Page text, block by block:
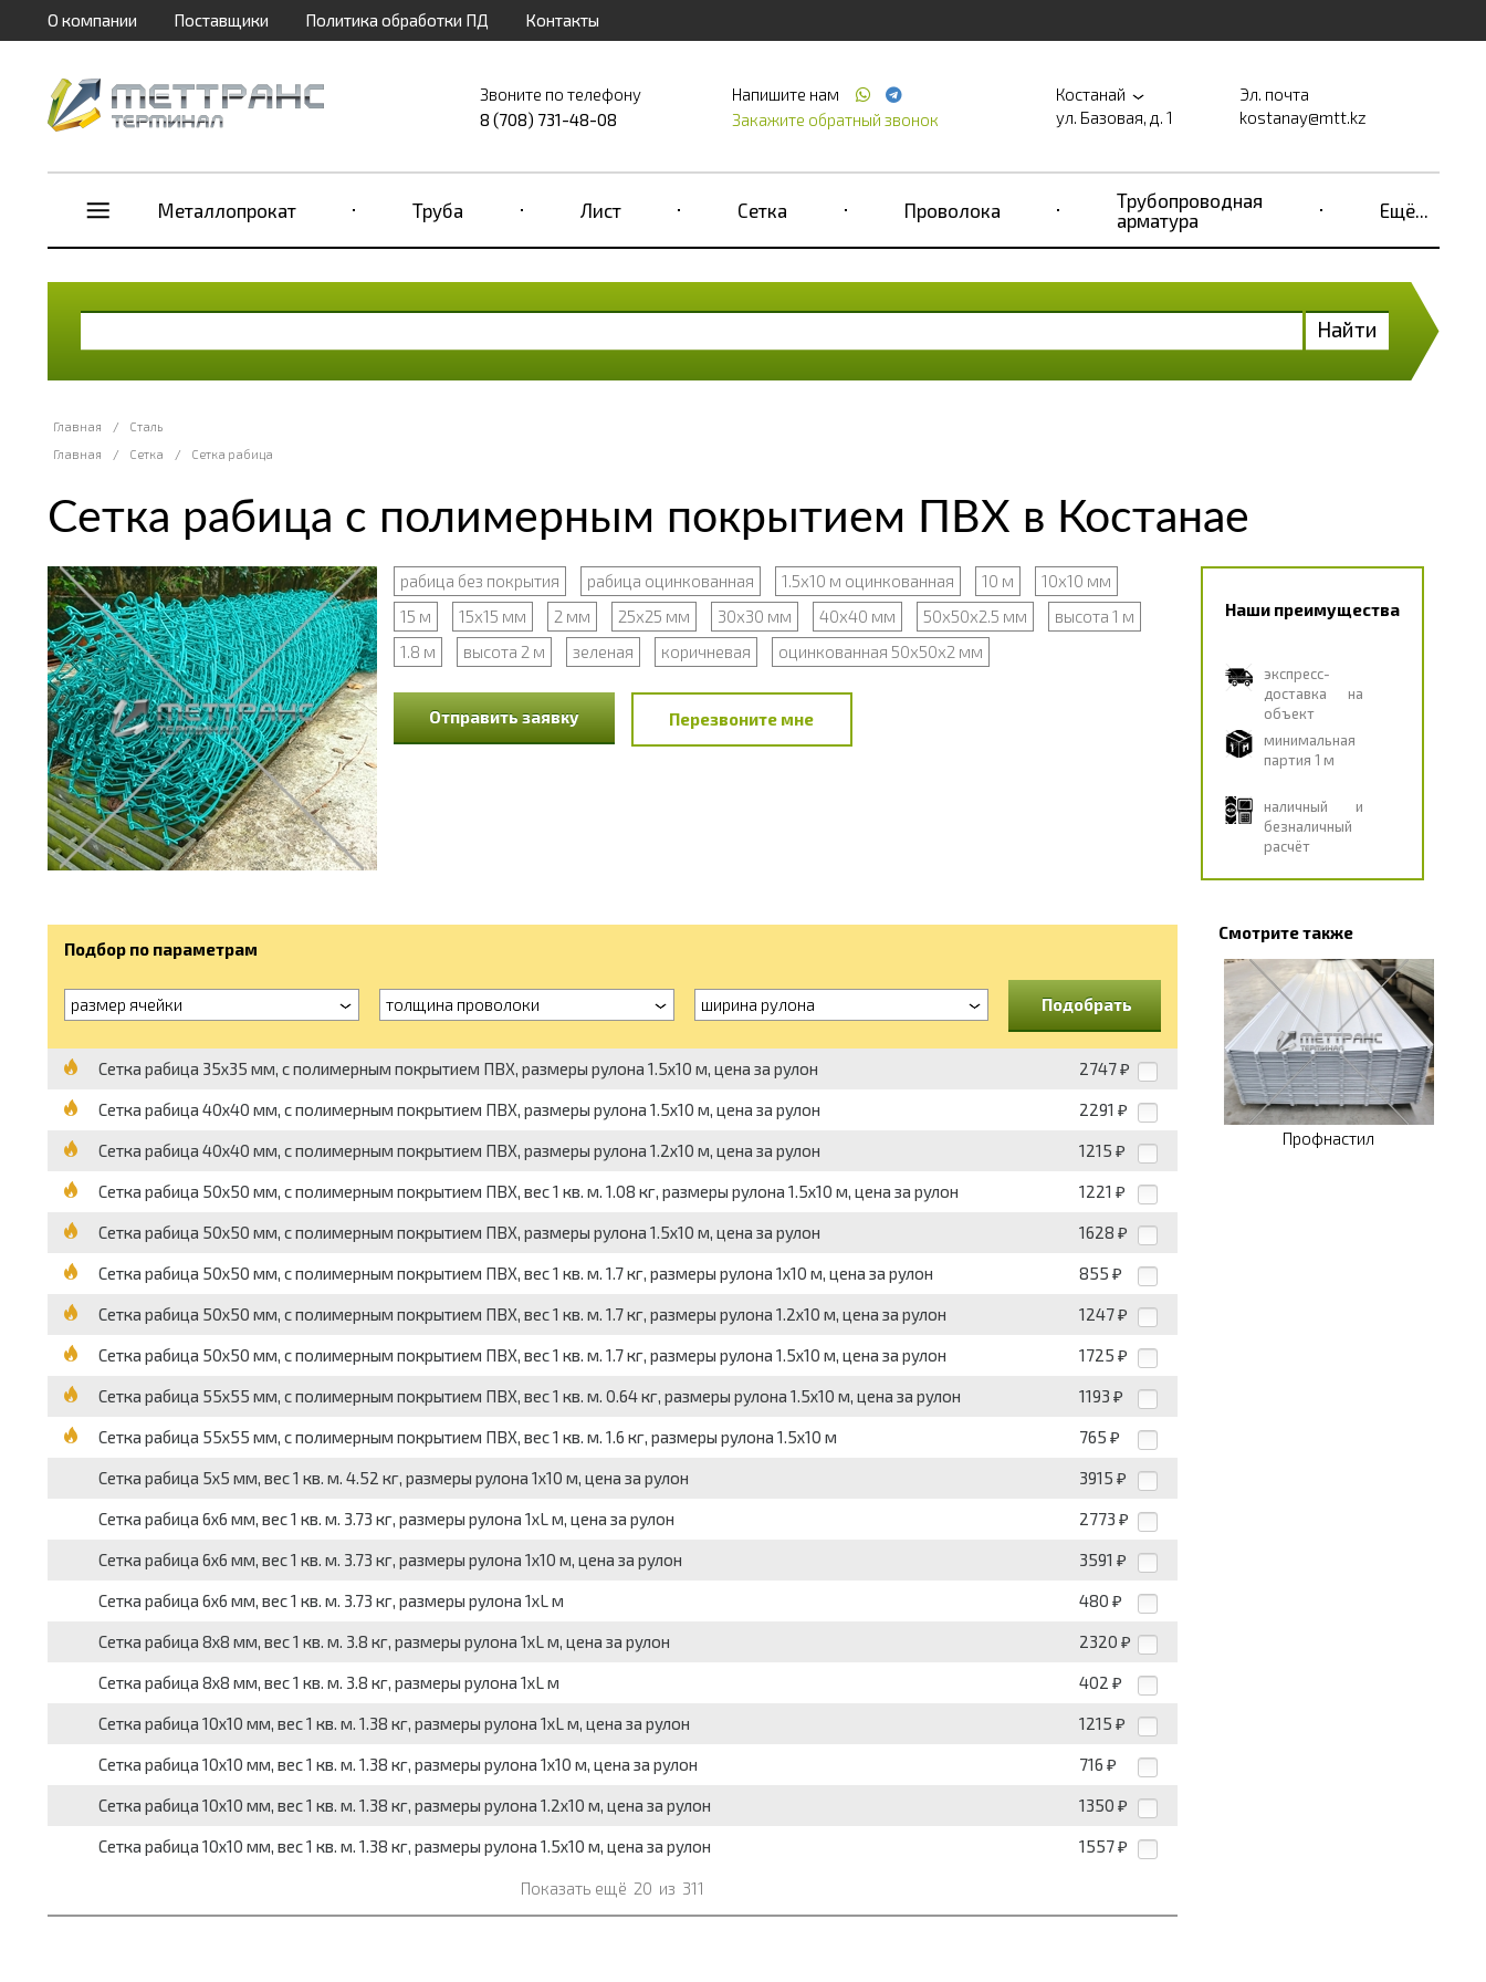
О компании Поставщики Политика обработки ПД Контакты
Звоните по телефону
8 (708) 731-48-08
Напишите нам
Закажите обратный звонок
Костанай
ул. Базовая, д. 1
Эл. почта
kostanay@mtt.kz
Металлопрокат Труба Лист Сетка Проволока
Трубопроводная
арматура
Ещё...
Найти
Главная /
Сталь
Главная
/ Сетка / Сетка рабица
Сетка рабица с полимерным покрытием ПВХ в Костанае
рабица без покрытия рабица оцинкованная 1.5х10 м оцинкованная 10 м
10х10 мм
15 м
15х15 мм 2 мм 25х25 мм 30х30 мм 40х40 мм 50х50х2.5 мм
высота 1 м
1.8 м
высота 2 м зеленая коричневая оцинкованная 50х50х2 мм
Отправить заявку Перезвоните мне
Наши преимущества
экспресс-
доставка на
объект
минимальная
партия 1 м
наличный и
безналичный
расчёт
Подбор по параметрам
размер ячейки толщина проволоки ширина рулона Подобрать
Сетка рабица 35x35 мм, с полимерным покрытием ПВХ, размеры рулона 1.5x10 м, цена за рулон 2747 ₽
Сетка рабица 40x40 мм, с полимерным покрытием ПВХ, размеры рулона 1.5x10 м, цена за рулон 2291 ₽
Сетка рабица 40x40 мм, с полимерным покрытием ПВХ, размеры рулона 1.2x10 м, цена за рулон 1215 ₽
Сетка рабица 50x50 мм, с полимерным покрытием ПВХ, вес 1 кв. м. 1.08 кг, размеры рулона 1.5x10 м, цена за рулон 1221 ₽
Сетка рабица 50x50 мм, с полимерным покрытием ПВХ, размеры рулона 1.5x10 м, цена за рулон 1628 ₽
Сетка рабица 50x50 мм, с полимерным покрытием ПВХ, вес 1 кв. м. 1.7 кг, размеры рулона 1x10 м, цена за рулон 855 ₽
Сетка рабица 50x50 мм, с полимерным покрытием ПВХ, вес 1 кв. м. 1.7 кг, размеры рулона 1.2x10 м, цена за рулон 1247 ₽
Сетка рабица 50x50 мм, с полимерным покрытием ПВХ, вес 1 кв. м. 1.7 кг, размеры рулона 1.5x10 м, цена за рулон 1725 ₽
Сетка рабица 55x55 мм, с полимерным покрытием ПВХ, вес 1 кв. м. 0.64 кг, размеры рулона 1.5x10 м, цена за рулон 1193 ₽
Сетка рабица 55x55 мм, с полимерным покрытием ПВХ, вес 1 кв. м. 1.6 кг, размеры рулона 1.5x10 м 765 ₽
Сетка рабица 5x5 мм, вес 1 кв. м. 4.52 кг, размеры рулона 1x10 м, цена за рулон 3915 ₽
Сетка рабица 6x6 мм, вес 1 кв. м. 3.73 кг, размеры рулона 1xL м, цена за рулон 2773 ₽
Сетка рабица 6x6 мм, вес 1 кв. м. 3.73 кг, размеры рулона 1x10 м, цена за рулон 3591 ₽
Сетка рабица 6x6 мм, вес 1 кв. м. 3.73 кг, размеры рулона 1xL м 480 ₽
Сетка рабица 8x8 мм, вес 1 кв. м. 3.8 кг, размеры рулона 1xL м, цена за рулон 2320 ₽
Сетка рабица 8x8 мм, вес 1 кв. м. 3.8 кг, размеры рулона 1xL м 402 ₽
Сетка рабица 10x10 мм, вес 1 кв. м. 1.38 кг, размеры рулона 1xL м, цена за рулон 1215 ₽
Сетка рабица 10x10 мм, вес 1 кв. м. 1.38 кг, размеры рулона 1x10 м, цена за рулон 716 ₽
Сетка рабица 10x10 мм, вес 1 кв. м. 1.38 кг, размеры рулона 1.2x10 м, цена за рулон 1350 ₽
Сетка рабица 10x10 мм, вес 1 кв. м. 1.38 кг, размеры рулона 1.5x10 м, цена за рулон 1557 ₽
Показать ещё 20 из 311
Смотрите также
Профнастил